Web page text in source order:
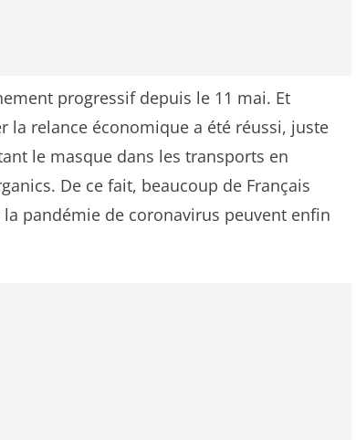
progressif depuis le 11 mai. Et
la relance économique a été réussi, juste
le masque dans les transports en
De ce fait, beaucoup de Français
pandémie de coronavirus peuvent enfin